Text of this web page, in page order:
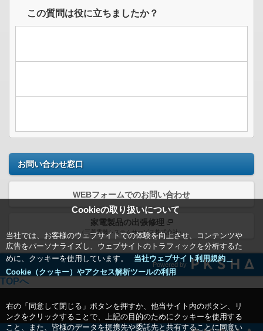
Cookieの取り扱いについて
当社では、お客様のウェブサイトでの体験を向上させ、コンテンツや
広告をパーソナライズし、ウェブサイトのトラフィックを分析するた
めに、クッキーを使用しています。
当社ウェブサイト利用規約＿
Cookie（クッキー）やアクセス解析ツールの利用
右の「同意して閉じる」ボタンを押すか、他当サイト内のボタン、リ
ンクをクリックすることで、上記の目的のためにクッキーを使用する
こと、また、皆様のデータを提携先や委託先と共有することに同意い
この質問は役に立ちましたか？
お問い合わせ窓口
WEBフォームでのお問い合わせ
家電製品の出張修理
（三菱電機システムサービス株式会社）
Powered by
TOPへ